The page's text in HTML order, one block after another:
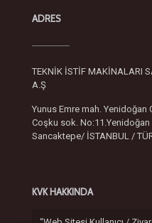
ADRES
TEKNİK İSTİF MAKİNALARI
A.Ş
Yunus Emre mah. Yenidoğan
Coşku sok. No:11.Yenidoğan
Sancaktepe/ İSTANBUL /
KVK HAKKINDA